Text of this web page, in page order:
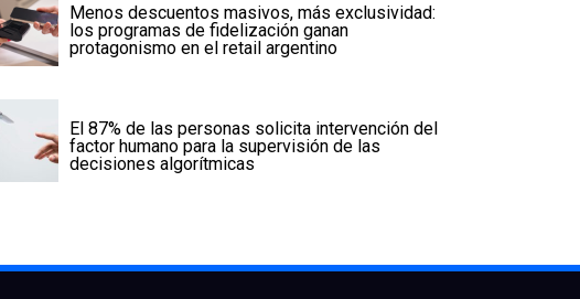
Menos descuentos masivos, más exclusividad:
los programas de fidelización ganan
protagonismo en el retail argentino
El 87% de las personas solicita intervención del
factor humano para la supervisión de las
decisiones algorítmicas